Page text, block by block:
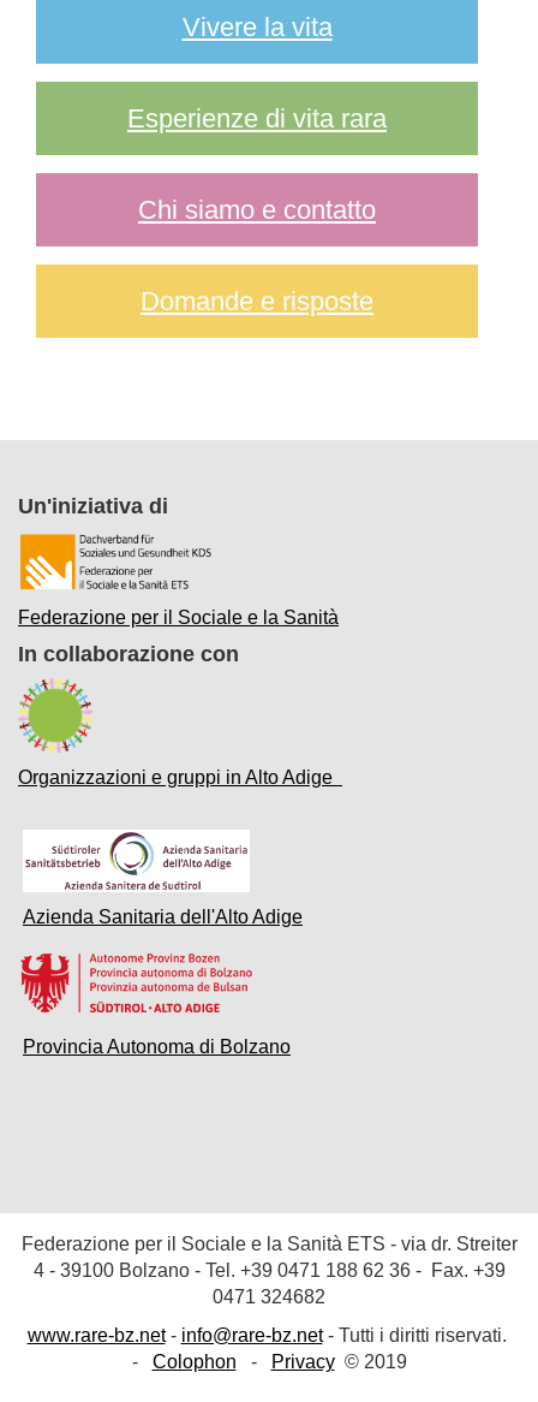
Vivere la vita
Esperienze di vita rara
Chi siamo e contatto
Domande e risposte
Un'iniziativa di
Federazione per il Sociale e la Sanità
In collaborazione con
Organizzazioni e gruppi in Alto Adige
Azienda Sanitaria dell'Alto Adige
Provincia Autonoma di Bolzano
Federazione per il Sociale e la Sanità ETS - via dr. Streiter
4 - 39100 Bolzano - Tel. +39 0471 188 62 36- Fax. +39
0471 324682
www.rare-bz.net- info@rare-bz.net- Tutti i diritti riservati.
- Colophon - Privacy© 2019